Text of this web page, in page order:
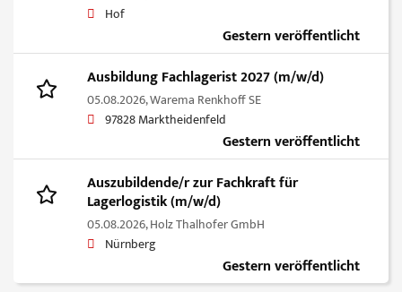
Hof
Gestern veröffentlicht
Ausbildung Fachlagerist 2027 (m/w/d)
05.08.2026,Warema Renkhoff SE
97828 Marktheidenfeld
Gestern veröffentlicht
Auszubildende/r zur Fachkraft für
Lagerlogistik (m/w/d)
05.08.2026,Holz Thalhofer GmbH
Nürnberg
Gestern veröffentlicht